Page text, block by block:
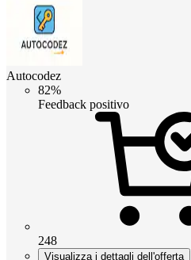
Autocodez
82%
Feedback positivo
248
Visualizza i dettagli dell'offerta